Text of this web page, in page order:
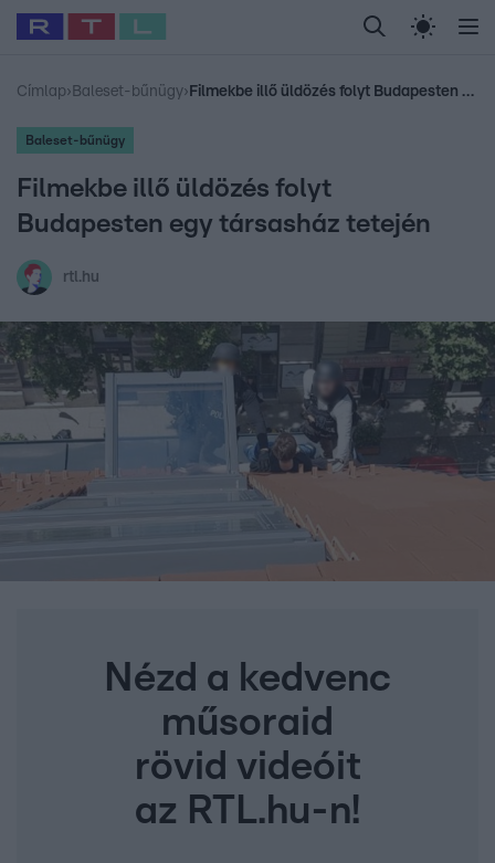
Legfrissebb RTL Híradó Randi Celeb vagyok,
Babits Marcella Most Wanted Gallusz
Címlap› Baleset-bűnügy› Filmekbe illő üldözés folyt Budapesten egy társasház tetején
Baleset-bűnügy
Filmekbe illő üldözés folyt
Budapesten egy társasház tetején
rtl.hu
Nézd a kedvenc
műsoraid
rövid videóit
az RTL.hu-n!